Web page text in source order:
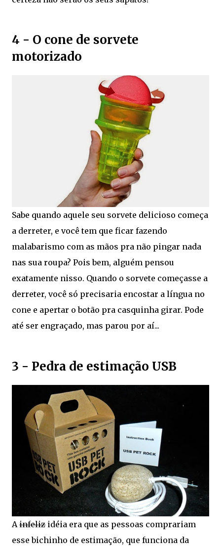
4 - O cone de sorvete
motorizado
Sabe quando aquele seu sorvete delicioso começa
a derreter, e você tem que ficar fazendo
malabarismo com as mãos pra não pingar nada
nas sua roupa? Pois bem, alguém pensou
exatamente nisso. Quando o sorvete começasse a
derreter, você só precisaria encostar a língua no
cone e apertar o botão pra casquinha girar. Pode
até ser engraçado, mas parou por aí...
3 - Pedra de estimação USB
Ainfeliz idéia era que as pessoas comprariam
esse bichinho de estimação, que funciona da